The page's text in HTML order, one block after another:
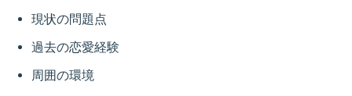
現状の問題点
過去の恋愛経験
周囲の環境